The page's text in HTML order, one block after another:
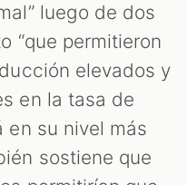
luego de dos
“que permitieron
elevados y
en la tasa de
en su nivel más
sostiene que